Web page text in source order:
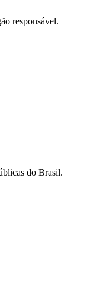
responsável.
do Brasil.